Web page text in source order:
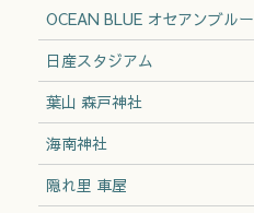
OCEAN BLUE オセアンブルー
日産スタジアム
葉山 森戸神社
海南神社
隠れ里 車屋